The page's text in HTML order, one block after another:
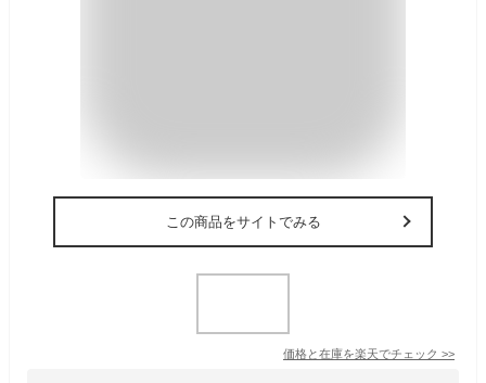
この商品をサイトでみる
価格と在庫を楽天でチェック >>